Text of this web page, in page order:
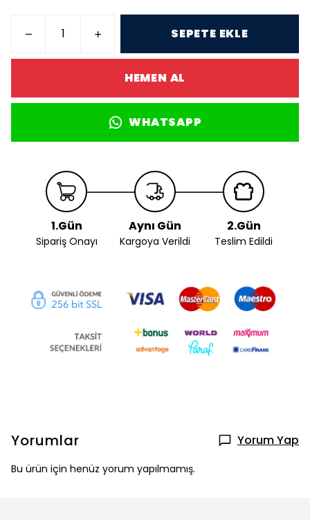
SEPETE EKLE
HEMEN AL
WHATSAPP
1.Gün
Sipariş Onayı
Aynı Gün
Kargoya Verildi
2.Gün
Teslim Edildi
Yorumlar Yorum Yap
Bu ürün için henüz yorum yapılmamış.